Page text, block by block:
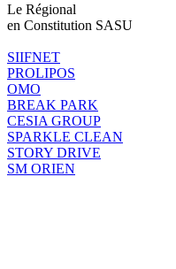
Le Régional
en Constitution SASU
SIIFNET
PROLIPOS
OMO
BREAK PARK
CESIA GROUP
SPARKLE CLEAN
STORY DRIVE
SM ORIEN